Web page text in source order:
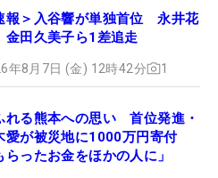
報＞入谷響が単独首位 永井花
金田久美子ら1差追走
年8月7日 (金) 12時42分 1
れる熊本への思い 首位発進・
愛が被災地に1000万円寄付
らったお金をほかの人に」